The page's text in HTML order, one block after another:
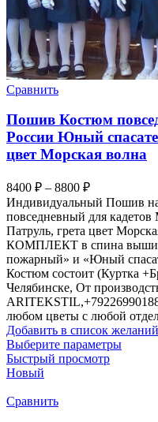
Сравнить
Пошив Костюм
России Юный
цвет Морская волна
8400 ₽ – 8800 ₽Диапазон
цен:
8400 ₽
–
8800 ₽
Индивидуальный Пошив на
повседневный для
Патруль, грета цвет
КОМПЛЕКТ в спина
пожарный» и «Юный
Костюм состоит (Куртка
Челябинске, От
любом цветы с любой
Добавить в список желаний
Выберите параметрыЭтот
Быстрый просмотр
Новый
Сравнить